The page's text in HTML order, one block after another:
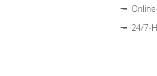
24/7-